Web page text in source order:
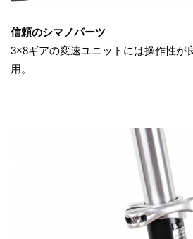
信頼のシマノパーツ
3×8ギアの変速ユニットには操作性が
用。